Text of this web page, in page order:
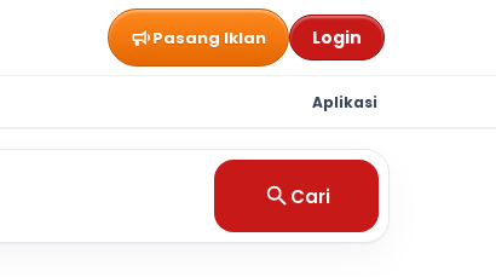
Pasang Iklan Login
Aplikasi
Cari